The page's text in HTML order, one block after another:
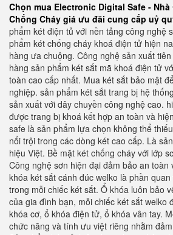
Chọn mua Electronic Digital Safe - Nhà
Chống Cháy giá ưu đãi cung cấp uỷ
phẩm két điện tủ với nền tảng công nghệ
phẩm két chống cháy khoá điện tử hiện
hàng ưa chuộng. Công nghệ sản xuất
hàng sản phẩm két sắt mã khoá điện tử
toàn cao cấp nhất. Mua két sắt bảo mật
nghiệp. sản phẩm két sắt trang bị hệ
sản xuất với dây chuyền công nghệ cao.
được trang bị khoá kết hợp an toàn và
safe là sản phẩm lựa chọn không thể
nổi trội trong các dòng két cao cấp. Là
hiệu Việt. Bề mặt két chống cháy với lớp
Công nghệ sơn hiện đại đảm bảo an toàn
khóa két sắt cánh đúc welko là phần
trong mỗi chiếc két sắt. Ổ khóa luôn bảo
của gia đình bạn, mỗi chiếc két sắt welko
khóa cơ, ổ khóa điện tử, ổ khóa vân tay.
chức năng và tính ưu việt riêng nhằm